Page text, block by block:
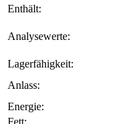
Enthält:
Analysewerte:
Lagerfähigkeit:
Anlass:
Energie:
Fett: